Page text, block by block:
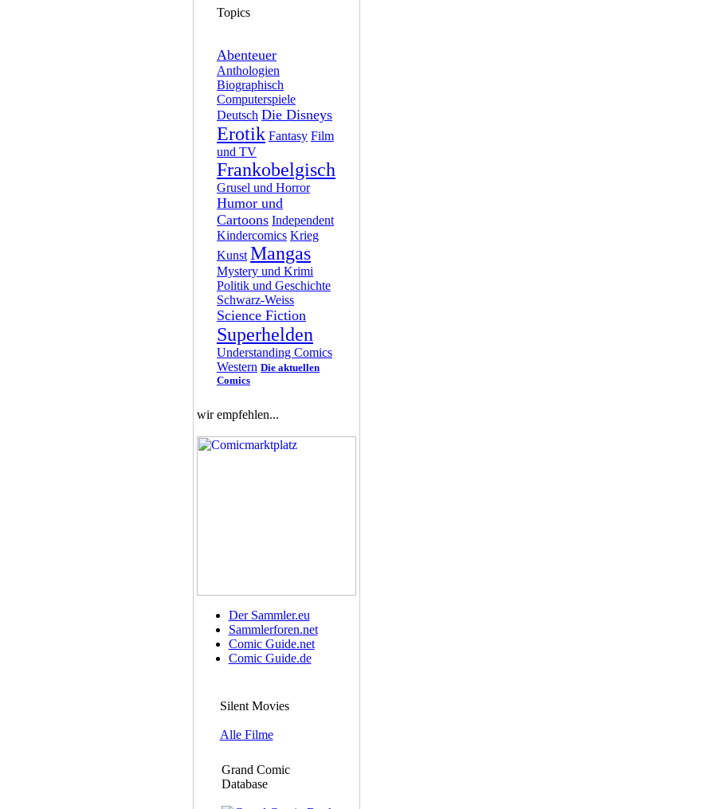
Topics
Abenteuer
Anthologien
Biographisch
Computerspiele
Deutsch Die Disneys
Erotik Fantasy Film
und TV
Frankobelgisch
Grusel und Horror
Humor und
Cartoons Independent
Kindercomics Krieg
Kunst Mangas
Mystery und Krimi
Politik und Geschichte
Schwarz-Weiss
Science Fiction
Superhelden
Understanding Comics
Western Die aktuellen
Comics
wir empfehlen...
Der Sammler.eu
Sammlerforen.net
Comic Guide.net
Comic Guide.de
Silent Movies
Alle Filme
Grand Comic
Database